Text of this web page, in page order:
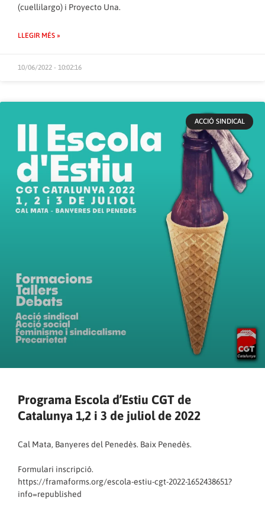
(cuellilargo) i Proyecto Una.
LLEGIR MÉS »
10/06/2022 - 10:02:16
ACCIÓ SINDICAL
Programa Escola d’Estiu CGT de
Catalunya 1,2 i 3 de juliol de 2022
Cal Mata, Banyeres del Penedès. Baix Penedès.
Formulari inscripció.
https://framaforms.org/escola-estiu-cgt-2022-1652438651?
info=republished